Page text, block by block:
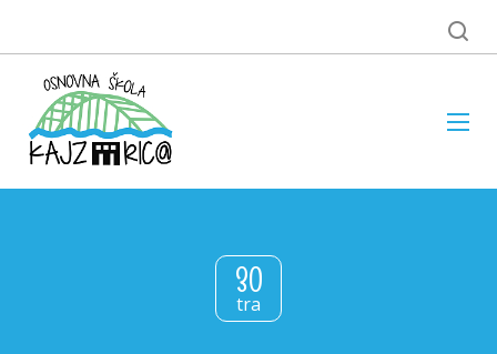
30
tra